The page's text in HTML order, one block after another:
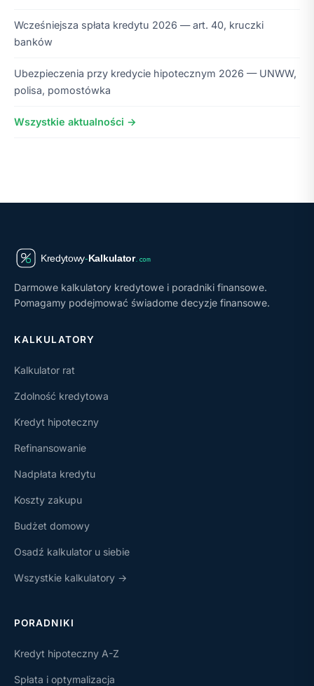
Wcześniejsza spłata kredytu 2026 — art. 40, kruczki
banków
Ubezpieczenia przy kredycie hipotecznym 2026 — UNWW,
polisa, pomostówka
Wszystkie aktualności →
Darmowe kalkulatory kredytowe i poradniki finansowe.
Pomagamy podejmować świadome decyzje finansowe.
KALKULATORY
Kalkulator rat
Zdolność kredytowa
Kredyt hipoteczny
Refinansowanie
Nadpłata kredytu
Koszty zakupu
Budżet domowy
Osadź kalkulator u siebie
Wszystkie kalkulatory →
PORADNIKI
Kredyt hipoteczny A-Z
Spłata i optymalizacja